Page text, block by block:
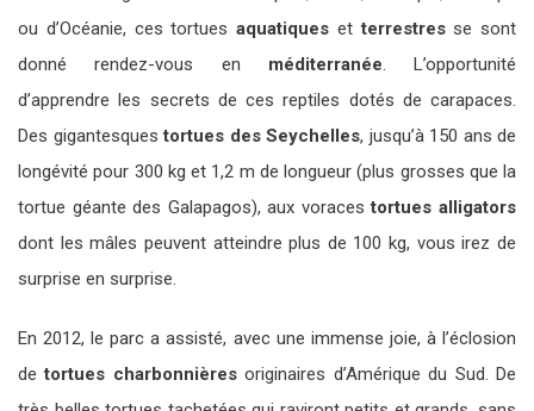
ou d’Océanie, ces tortues aquatiques etterrestresse sont
donné rendez-vous en méditerranée. L’opportunité
d’apprendre les secrets de ces reptiles dotés de carapaces.
Des gigantesquestortues des Seychelles, jusqu’à 150 ans de
longévité pour 300 kg et 1,2 m de longueur (plus grosses que la
tortue géante des Galapagos), aux voracestortues alligators
dont les mâles peuvent atteindre plus de 100 kg, vous irez de
surprise en surprise.
En 2012, le parc a assisté, avec une immense joie, à l’éclosion
detortues charbonnièresoriginaires d’Amérique du Sud. De